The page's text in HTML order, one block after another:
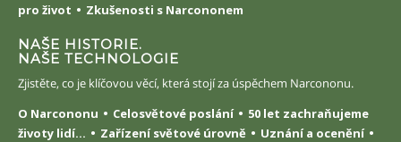
pro život
Zkušenosti s Narcononem
NAŠE HISTORIE.
NAŠE TECHNOLOGIE
Zjistěte, co je klíčovou věcí, která stojí za úspěchem Narcononu.
O Narcononu
Celosvětové poslání
50 let zachraňujeme
životy lidí...
Zařízení světové úrovně
Uznání a ocenění